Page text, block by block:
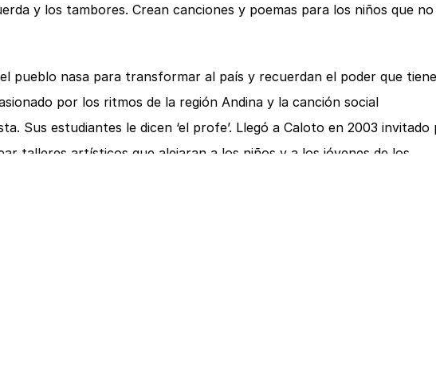
y los tambores. Crean canciones y poemas para los niños que no
pueblo nasa para transformar al país y recuerdan el poder que
por los ritmos de la región Andina y la canción social
Sus estudiantes le dicen ‘el profe’. Llegó a Caloto en 2003 invitado
talleres artísticos que alejaran a los niños y a los jóvenes de los